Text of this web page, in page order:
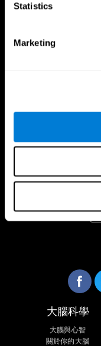
Statistics
Marketing
大腦科學
大腦與心智
關於你的大腦